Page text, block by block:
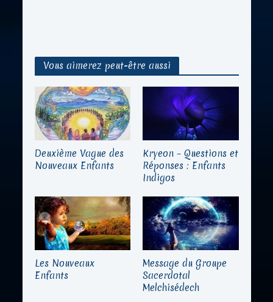
Vous aimerez peut-être aussi
Deuxième Vague des
Nouveaux Enfants
Kryeon – Questions et
Réponses : Enfants
Indigos
Les Nouveaux
Enfants
Message du Groupe
Sacerdotal
Melchisédech